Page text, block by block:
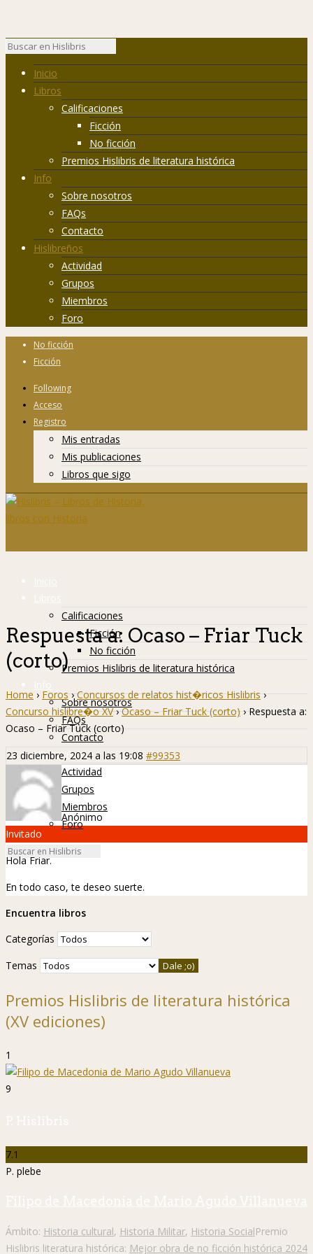
Inicio
Libros
Calificaciones
Ficción
No ficción
Premios Hislibris de literatura histórica
Info
Sobre nosotros
FAQs
Contacto
Hislibreños
Actividad
Grupos
Miembros
Foro
No ficción
Ficción
Following
Acceso
Registro
Mis entradas
Mis publicaciones
Libros que sigo
Inicio
Libros
Calificaciones
Ficción
No ficción
Premios Hislibris de literatura histórica
Info
Sobre nosotros
FAQs
Contacto
Hislibreños
Actividad
Grupos
Miembros
Foro
Respuesta a: Ocaso – Friar Tuck
(corto)
Home › Foros › Concursos de relatos hist�ricos Hislibris ›
Concurso hislibre�o XV › Ocaso – Friar Tuck (corto) › Respuesta a:
Ocaso – Friar Tuck (corto)
23 diciembre, 2024 a las 19:08 #99353
Anónimo
Invitado
Hola Friar.
En todo caso, te deseo suerte.
Encuentra libros
Categorías
Temas
Premios Hislibris de literatura histórica
(XV ediciones)
1
9
P. Hislibris
7.1
P. plebe
Filipo de Macedonia de Mario Agudo Villanueva
Ámbito: Historia cultural, Historia Militar, Historia SocialPremio
Hislibris literatura histórica: Mejor obra de no ficción histórica 2024